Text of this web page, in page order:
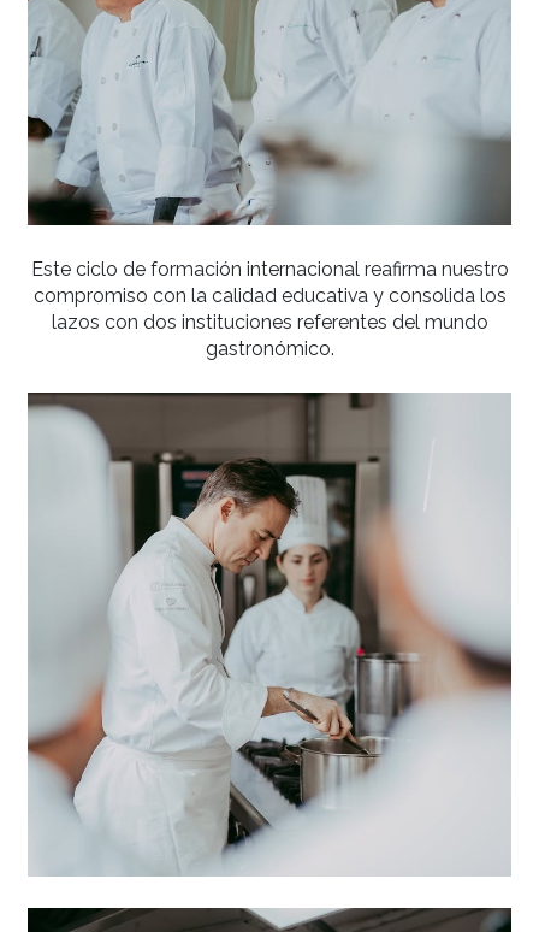
Cada encuentro fue una oportunidad única
fortalecer los conocimientos de nuestros
renovar enfoques pedagógicos y continuar
a los mejores profesionales del sector.
Este ciclo de formación internacional reafirma
compromiso con la calidad educativa y
lazos con dos instituciones referentes del
gastronómico.